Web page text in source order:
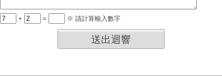
+ = ※ 請計算輸入數字
送出迴響